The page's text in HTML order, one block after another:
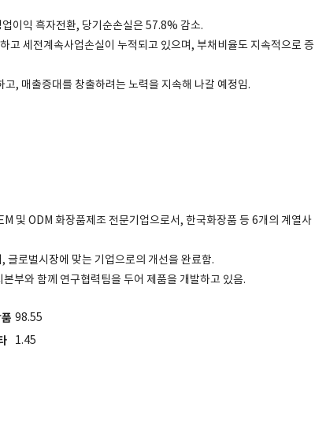
이익 흑자전환, 당기순손실은 57.8% 감소.
고 세전계속사업손실이 누적되고 있으며, 부채비율도 지속적으로 증
, 매출증대를 창출하려는 노력을 지속해 나갈 예정임.
및 ODM 화장품제조 전문기업으로서, 한국화장품 등 6개의 계열사
로벌시장에 맞는 기업으로의 개선을 완료함.
부와 함께 연구협력팀을 두어 제품을 개발하고 있음.
98.55
1.45